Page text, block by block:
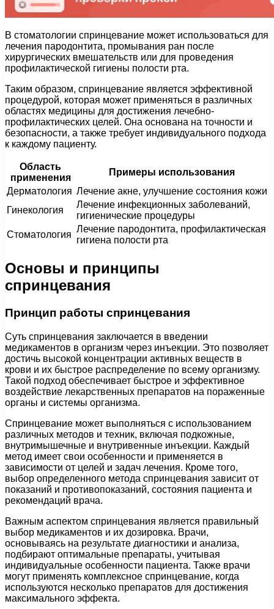
В стоматологии спринцевание может использоваться для
лечения пародонтита, промывания ран после
хирургических вмешательств или для проведения
профилактической гигиены полости рта.
Таким образом, спринцевание является эффективной
процедурой, которая может применяться в различных
областях медицины для достижения лечебно-
профилактических целей. Она основана на точности и
безопасности, а также требует индивидуального подхода
к каждому пациенту.
Область
применения
Примеры использования
Дерматология Лечение акне, улучшение состояния кожи
Гинекология
Лечение инфекционных заболеваний,
гигиенические процедуры
Стоматология
Лечение пародонтита, профилактическая
гигиена полости рта
Основы и принципы
спринцевания
Принцип работы спринцевания
Суть спринцевания заключается в введении
медикаментов в организм через инъекции. Это позволяет
достичь высокой концентрации активных веществ в
крови и их быстрое распределение по всему организму.
Такой подход обеспечивает быстрое и эффективное
воздействие лекарственных препаратов на пораженные
органы и системы организма.
Спринцевание может выполняться с использованием
различных методов и техник, включая подкожные,
внутримышечные и внутривенные инъекции. Каждый
метод имеет свои особенности и применяется в
зависимости от целей и задач лечения. Кроме того,
выбор определенного метода спринцевания зависит от
показаний и противопоказаний, состояния пациента и
рекомендаций врача.
Важным аспектом спринцевания является правильный
выбор медикаментов и их дозировка. Врачи,
основываясь на результате диагностики и анализа,
подбирают оптимальные препараты, учитывая
индивидуальные особенности пациента. Также врачи
могут применять комплексное спринцевание, когда
используются несколько препаратов для достижения
максимального эффекта.